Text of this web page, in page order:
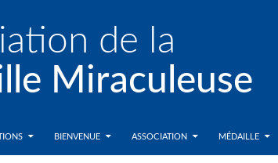
BIENVENUE ASSOCIATION MÉDAILLE